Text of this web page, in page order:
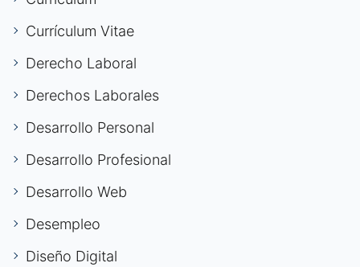
Currículum Vitae
Derecho Laboral
Derechos Laborales
Desarrollo Personal
Desarrollo Profesional
Desarrollo Web
Desempleo
Diseño Digital